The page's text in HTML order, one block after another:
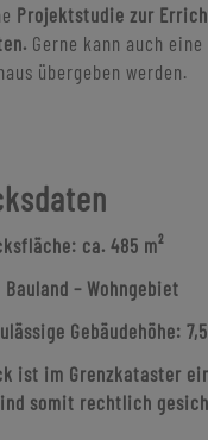
Projektstudie zur
Gerne kann auch
übergeben werden.
ca. 485 m²
Bauland – Wohngebiet
Gebäudehöhe:
ist im Grenzkataster
somit rechtlich